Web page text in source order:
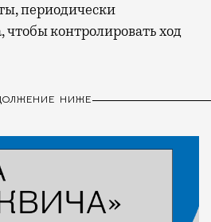
периодически
чтобы контролировать ход
НИЖЕ